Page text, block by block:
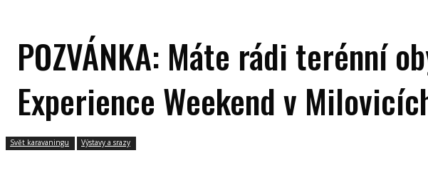
POZVÁNKA: Máte rádi terénní
Experience Weekend v
Svět karavaningu Výstavy a srazy